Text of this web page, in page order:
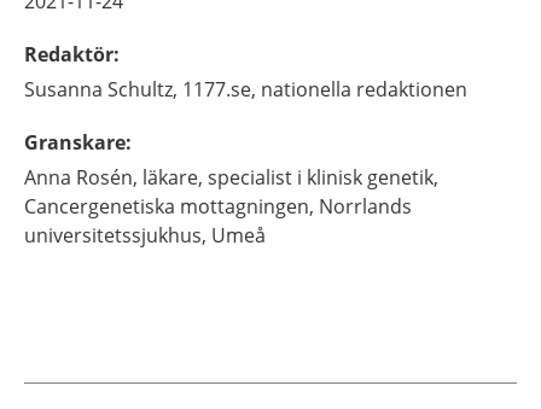
Redaktör:
Susanna Schultz, 1177.se, nationella redaktionen
Granskare:
Anna Rosén, läkare, specialist i klinisk genetik,
Cancergenetiska mottagningen, Norrlands
universitetssjukhus, Umeå